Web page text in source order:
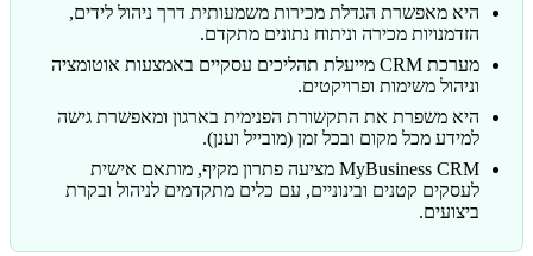
היא מאפשרת הגדלת מכירות משמעותית דרך ניהול לידים,
הזדמנויות מכירה וניתוח נתונים מתקדם.
מערכת CRM מייעלת תהליכים עסקיים באמצעות אוטומציה
וניהול משימות ופרויקטים.
היא משפרת את התקשורת הפנימית בארגון ומאפשרת גישה
למידע מכל מקום ובכל זמן (מובייל וענן).
MyBusiness CRM מציעה פתרון מקיף, מותאם אישית
לעסקים קטנים ובינוניים, עם כלים מתקדמים לניהול ובקרת
ביצועים.